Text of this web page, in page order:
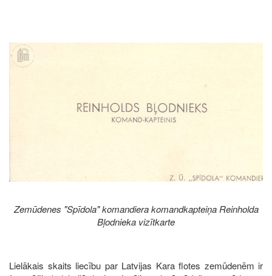
Image
Zemūdenes "Spīdola" komandiera komandkapteiņa Reinholda
Bļodnieka vizītkarte
Lielākais skaits liecību par Latvijas Kara flotes zemūdenēm ir